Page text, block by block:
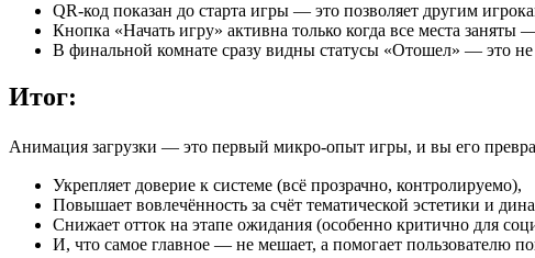
QR-код показан до старта игры — это позволяет другим
Кнопка «Начать игру» активна только когда все места заняты
В финальной комнате сразу видны статусы «Отошел» — это не
Итог:
Анимация загрузки — это первый микро-опыт игры, и вы его
Укрепляет доверие к системе (всё прозрачно, контролируемо),
Повышает вовлечённость за счёт тематической эстетики и
Снижает отток на этапе ожидания (особенно критично для
И, что самое главное — не мешает, а помогает пользователю